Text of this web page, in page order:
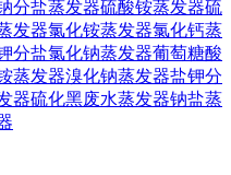
分盐蒸发器硫酸铵蒸发器硫
发器氯化铵蒸发器氯化钙蒸
分盐氯化钠蒸发器葡萄糖酸
蒸发器溴化钠蒸发器盐钾分
器硫化黑废水蒸发器钠盐蒸